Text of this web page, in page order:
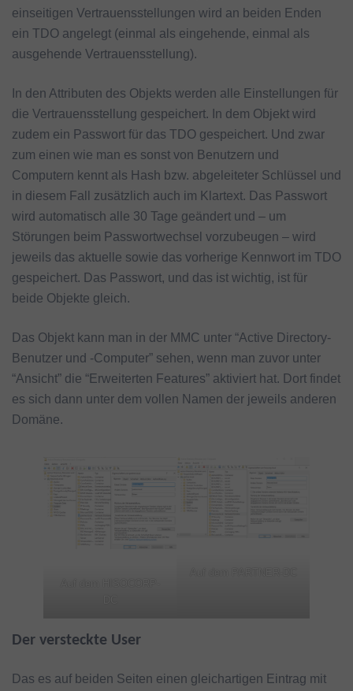
einseitigen Vertrauensstellungen wird an beiden Enden
ein TDO angelegt (einmal als eingehende, einmal als
ausgehende Vertrauensstellung).
In den Attributen des Objekts werden alle Einstellungen für
die Vertrauensstellung gespeichert. In dem Objekt wird
zudem ein Passwort für das TDO gespeichert. Und zwar
zum einen wie man es sonst von Benutzern und
Computern kennt als Hash bzw. abgeleiteter Schlüssel und
in diesem Fall zusätzlich auch im Klartext. Das Passwort
wird automatisch alle 30 Tage geändert und – um
Störungen beim Passwortwechsel vorzubeugen – wird
jeweils das aktuelle sowie das vorherige Kennwort im TDO
gespeichert. Das Passwort, und das ist wichtig, ist für
beide Objekte gleich.
Das Objekt kann man in der MMC unter “Active Directory-
Benutzer und -Computer” sehen, wenn man zuvor unter
“Ansicht” die “Erweiterten Features” aktiviert hat. Dort findet
es sich dann unter dem vollen Namen der jeweils anderen
Domäne.
Der versteckte User
Das es auf beiden Seiten einen gleichartigen Eintrag mit